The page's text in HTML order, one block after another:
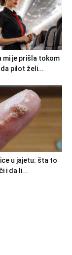
mi je prišla tokom
da pilot želi...
u jajetu: šta to
i da li...